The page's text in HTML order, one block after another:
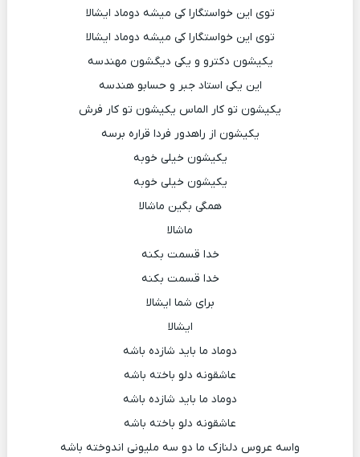
توی این خواستگارا کی میشه دوماد ایشالا
توی این خواستگارا کی میشه دوماد ایشالا
یکیشون دکترو و یکی دیگشون مهندسه
این یکی استاد جبر و حسابو هندسه
یکیشون تو کار الماس یکیشون تو کار فرش
یکیشون از راهدور فردا قراره برسه
یکیشون خیلی خوبه
یکیشون خیلی خوبه
همگی بگین ماشالا
ماشالا
خدا قسمت بکنه
خدا قسمت بکنه
برای شما ایشالا
ایشالا
دوماد ما باید شازده باشه
عاشقونه دلو باخته باشه
دوماد ما باید شازده باشه
عاشقونه دلو باخته باشه
واسه عروس دلنازک ما دو سه ملیونی اندوخته باشه